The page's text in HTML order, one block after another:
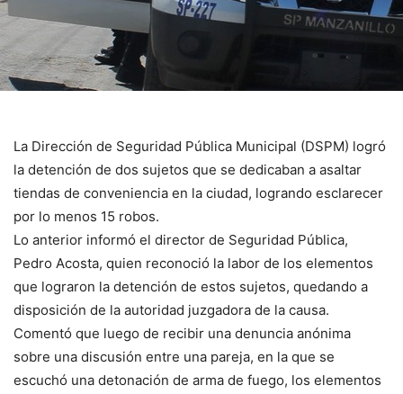
La Dirección de Seguridad Pública Municipal (DSPM) logró
la detención de dos sujetos que se dedicaban a asaltar
tiendas de conveniencia en la ciudad, logrando esclarecer
por lo menos 15 robos.
Lo anterior informó el director de Seguridad Pública,
Pedro Acosta, quien reconoció la labor de los elementos
que lograron la detención de estos sujetos, quedando a
disposición de la autoridad juzgadora de la causa.
Comentó que luego de recibir una denuncia anónima
sobre una discusión entre una pareja, en la que se
escuchó una detonación de arma de fuego, los elementos